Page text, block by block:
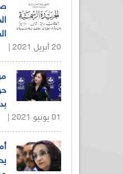
20 أبريل 2021 |
01 يونيو 2021 |